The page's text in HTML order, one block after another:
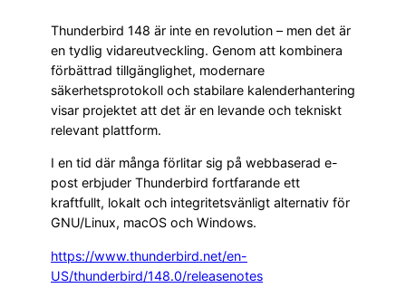
Thunderbird 148 är inte en revolution – men det är
en tydlig vidareutveckling. Genom att kombinera
förbättrad tillgänglighet, modernare
säkerhetsprotokoll och stabilare kalenderhantering
visar projektet att det är en levande och tekniskt
relevant plattform.
I en tid där många förlitar sig på webbaserad e-
post erbjuder Thunderbird fortfarande ett
kraftfullt, lokalt och integritetsvänligt alternativ för
GNU/Linux, macOS och Windows.
https://www.thunderbird.net/en-
US/thunderbird/148.0/releasenotes